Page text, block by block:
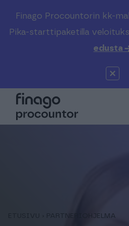
Finago Procountorin kk-
Pika-starttipaketilla
edusta
Etsi
Valitse
Global (EN)
Kirjaudu
Solo
Sopimuskone
Kenelle
Tilitoimistoille
› PARTNERIOHJELMA